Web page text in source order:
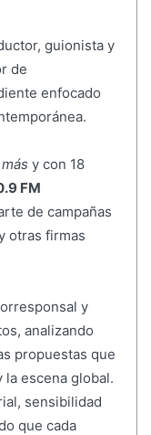
guionista y
de
enfocado
y con 18
FM
de campañas
otras firmas
y
analizando
propuestas que
escena global.
sensibilidad
que cada